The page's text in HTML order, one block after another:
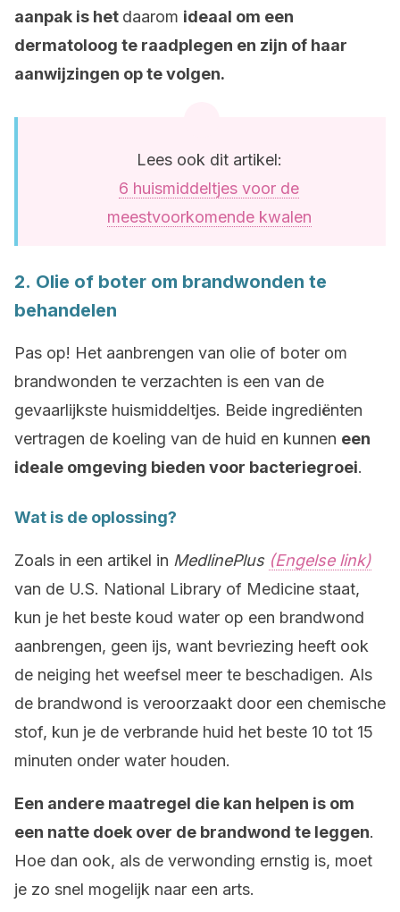
aanpak is het daarom ideaal om een
dermatoloog te raadplegen en zijn of haar
aanwijzingen op te volgen.
Lees ook dit artikel:
6 huismiddeltjes voor de
meestvoorkomende kwalen
2. Olie of boter om brandwonden te
behandelen
Pas op! Het aanbrengen van olie of boter om
brandwonden te verzachten is een van de
gevaarlijkste huismiddeltjes. Beide ingrediënten
vertragen de koeling van de huid en kunnen een
ideale omgeving bieden voor bacteriegroei.
Wat is de oplossing?
Zoals in een artikel in MedlinePlus (Engelse link)
van de U.S. National Library of Medicine staat,
kun je het beste koud water op een brandwond
aanbrengen, geen ijs, want bevriezing heeft ook
de neiging het weefsel meer te beschadigen. Als
de brandwond is veroorzaakt door een chemische
stof, kun je de verbrande huid het beste 10 tot 15
minuten onder water houden.
Een andere maatregel die kan helpen is om
een natte doek over de brandwond te leggen.
Hoe dan ook, als de verwonding ernstig is, moet
je zo snel mogelijk naar een arts.